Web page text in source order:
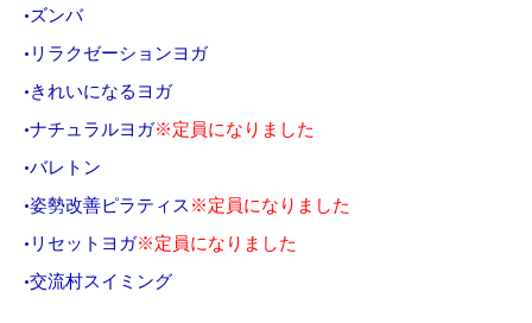
•ズンバ
•リラクゼーションヨガ
•きれいになるヨガ
•ナチュラルヨガ※定員になりました
•バレトン
•姿勢改善ピラティス ※定員になりました
•リセットヨガ※定員になりました
•交流村スイミング